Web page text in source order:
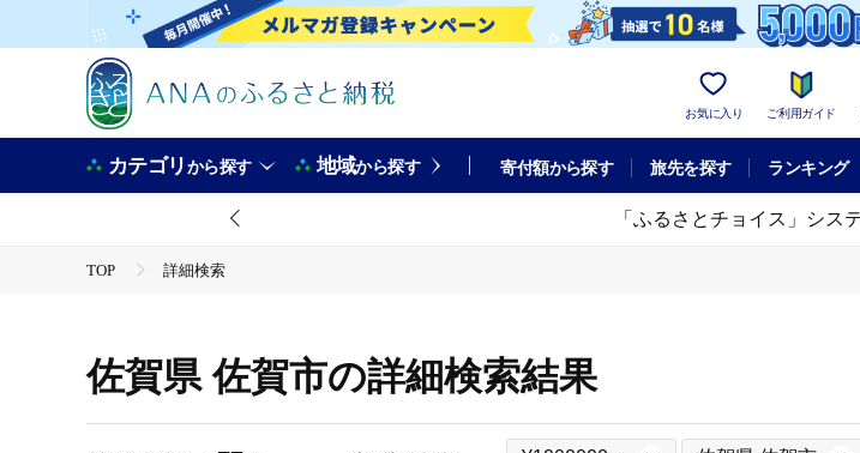
お気に入り ご利用ガイド
カテゴリから探す 地域から探す 寄付額から探す 旅先を探す ランキング
「ふるさとチョイス」シス
TOP 詳細検索
佐賀県 佐賀市の詳細検索結果